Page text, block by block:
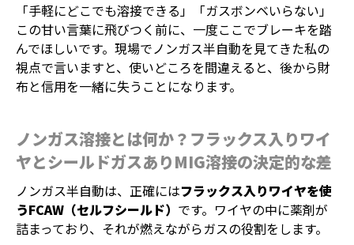
「手軽にどこでも溶接できる」「ガスボンベいらない」
この甘い言葉に飛びつく前に、一度ここでブレーキを踏
んでほしいです。現場でノンガス半自動を見てきた私の
視点で言いますと、使いどころを間違えると、後から財
布と信用を一緒に失うことになります。
ノンガス溶接とは何か？フラックス入りワイ
ヤとシールドガスありMIG溶接の決定的な差
ノンガス半自動は、正確にはフラックス入りワイヤを使
うFCAW（セルフシールド） です。ワイヤの中に薬剤が
詰まっており、それが燃えながらガスの役割をします。